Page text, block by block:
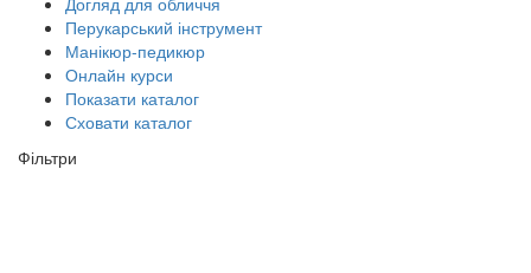
Перукарський інструмент
Манікюр-педикюр
Онлайн курси
Показати каталог
Сховати каталог
Фільтри